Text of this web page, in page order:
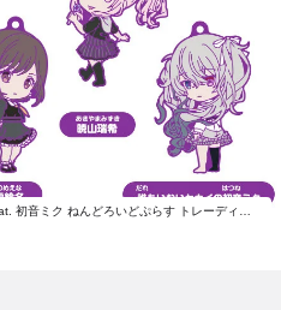
プロジェクトセカイ カラフルステージ！ feat. 初音ミク ねんどろいどぷらす トレーディングラバーストラップ 25時、ナイトコードで。